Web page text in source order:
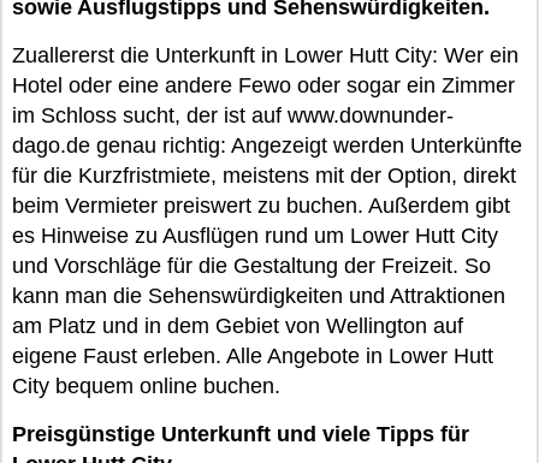
sowie Ausflugstipps und Sehenswürdigkeiten.
Zuallererst die Unterkunft in Lower Hutt City: Wer ein
Hotel oder eine andere Fewo oder sogar ein Zimmer
im Schloss sucht, der ist auf www.downunder-
dago.de genau richtig: Angezeigt werden Unterkünfte
für die Kurzfristmiete, meistens mit der Option, direkt
beim Vermieter preiswert zu buchen. Außerdem gibt
es Hinweise zu Ausflügen rund um Lower Hutt City
und Vorschläge für die Gestaltung der Freizeit. So
kann man die Sehenswürdigkeiten und Attraktionen
am Platz und in dem Gebiet von Wellington auf
eigene Faust erleben. Alle Angebote in Lower Hutt
City bequem online buchen.
Preisgünstige Unterkunft und viele Tipps für